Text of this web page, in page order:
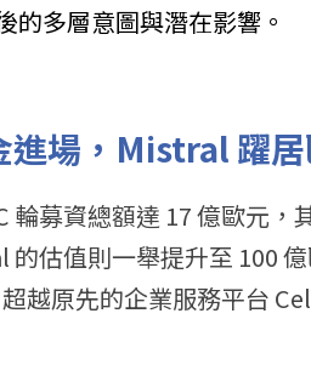
的多層意圖與潛在影響。
場，Mistral 躍
募資總額達 17 億歐元，
估值則一舉提升至 100
越原先的企業服務平台